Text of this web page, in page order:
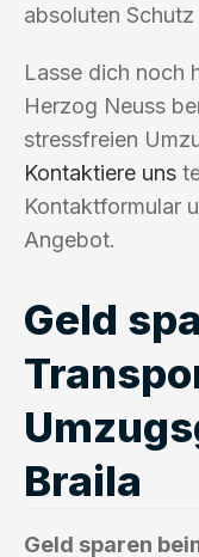
absoluten
Lasse dich noch
Herzog Neuss
stressfreien
Kontaktiere uns
Kontaktformular
Angebot.
Geld
Braila
Geld sparen